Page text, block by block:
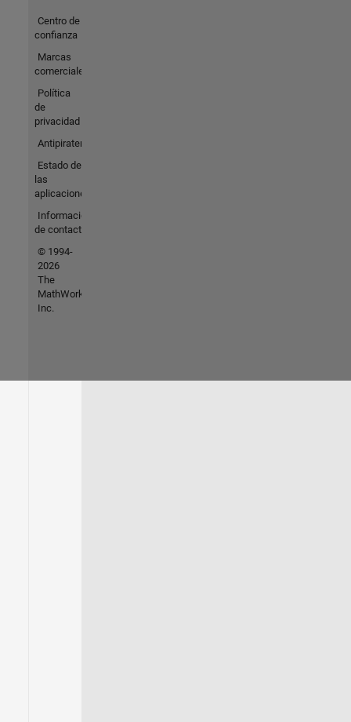
Centro de
confianza
Marcas
comerciales
Política
de
privacidad
Antipiratería
Estado de
las
aplicaciones
Información
de contacto
© 1994-
2026
The
MathWorks,
Inc.